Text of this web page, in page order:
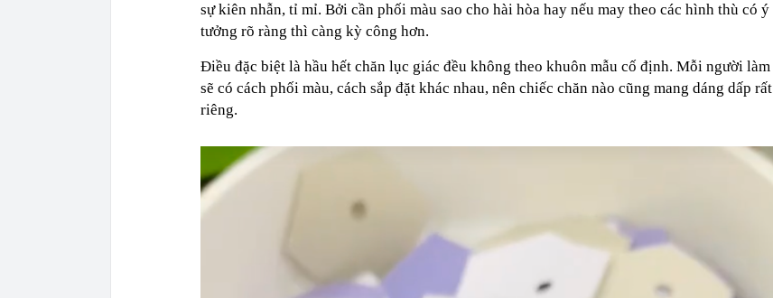
sự kiên nhẫn, tỉ mỉ. Bởi cần phối màu sao cho hài hòa hay nếu may theo các hình thù có ý
tưởng rõ ràng thì càng kỳ công hơn.
Điều đặc biệt là hầu hết chăn lục giác đều không theo khuôn mẫu cố định. Mỗi người làm
sẽ có cách phối màu, cách sắp đặt khác nhau, nên chiếc chăn nào cũng mang dáng dấp rất
riêng.